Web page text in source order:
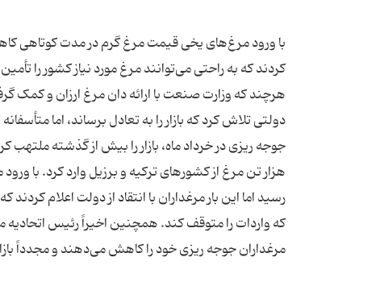
با ورود مرغ‌های یخی قیمت مرغ گرم در مدت کوتاهی کاهش
دولتی تلاش کرد که بازار را به تعادل برساند، اما
هزار تن مرغ از کشورهای ترکیه و برزیل وارد کرد. با
رسید اما این بار مرغداران با انتقاد از دولت اعلام
که واردات را متوقف کند. همچنین اخیراً رئیس